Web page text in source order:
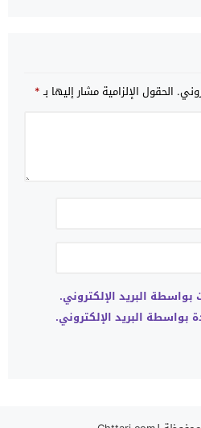
الحقول الإلزامية مشار إليها بـ*
بواسطة البريد الإلكتروني.
بواسطة البريد الإلكتروني.